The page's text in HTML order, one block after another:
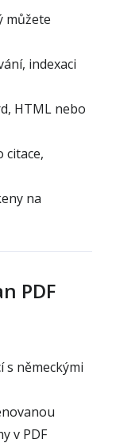
můžete
indexaci
HTML nebo
citace,
na
PDF
s německými
v PDF